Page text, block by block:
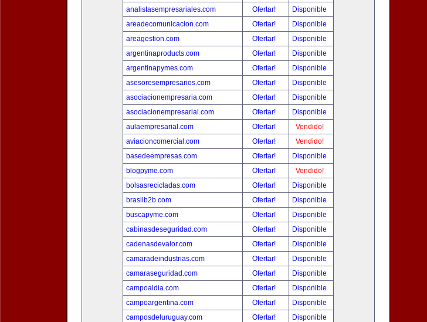
analistasempresariales.com
Ofertar!
Disponible
areadecomunicacion.com
Ofertar!
Disponible
areagestion.com
Ofertar!
Disponible
argentinaproducts.com
Ofertar!
Disponible
argentinapymes.com
Ofertar!
Disponible
asesoresempresarios.com
Ofertar!
Disponible
asociacionempresaria.com
Ofertar!
Disponible
asociacionempresarial.com
Ofertar!
Disponible
aulaempresarial.com
Ofertar!
Vendido!
aviacioncomercial.com
Ofertar!
Vendido!
basedeempresas.com
Ofertar!
Disponible
blogpyme.com
Ofertar!
Vendido!
bolsasrecicladas.com
Ofertar!
Disponible
brasilb2b.com
Ofertar!
Disponible
buscapyme.com
Ofertar!
Disponible
cabinasdeseguridad.com
Ofertar!
Disponible
cadenasdevalor.com
Ofertar!
Disponible
camaradeindustrias.com
Ofertar!
Disponible
camaraseguridad.com
Ofertar!
Disponible
campoaldia.com
Ofertar!
Disponible
campoargentina.com
Ofertar!
Disponible
camposdeluruguay.com
Ofertar!
Disponible